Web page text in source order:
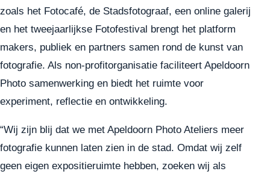
zoals het Fotocafé, de Stadsfotograaf, een online galerij
en het tweejaarlijkse Fotofestival brengt het platform
makers, publiek en partners samen rond de kunst van
fotografie. Als non-profitorganisatie faciliteert Apeldoorn
Photo samenwerking en biedt het ruimte voor
experiment, reflectie en ontwikkeling.
“Wij zijn blij dat we met Apeldoorn Photo Ateliers meer
fotografie kunnen laten zien in de stad. Omdat wij zelf
geen eigen expositieruimte hebben, zoeken wij als